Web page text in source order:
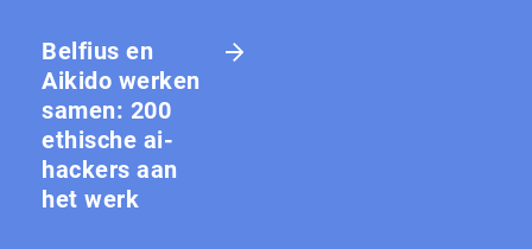
Belfius en
Aikido werken
samen: 200
ethische ai-
hackers aan
het werk